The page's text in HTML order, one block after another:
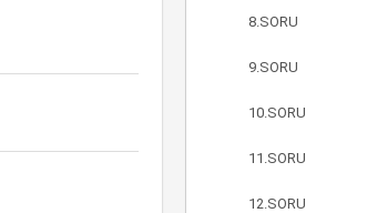
8.SORU
9.SORU
10.SORU
11.SORU
12.SORU